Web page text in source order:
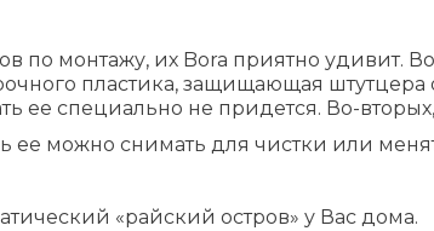
по монтажу, их Bora приятно удивит.
пластика, защищающая штутцера
ее специально не придется. Во-
ее можно снимать для чистки или
«райский остров» у Вас дома.